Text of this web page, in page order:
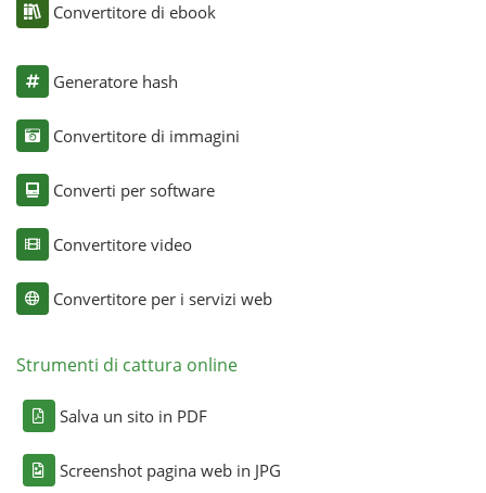
Convertitore di ebook
Generatore hash
Convertitore di immagini
Converti per software
Convertitore video
Convertitore per i servizi web
Strumenti di cattura online
Salva un sito in PDF
Screenshot pagina web in JPG